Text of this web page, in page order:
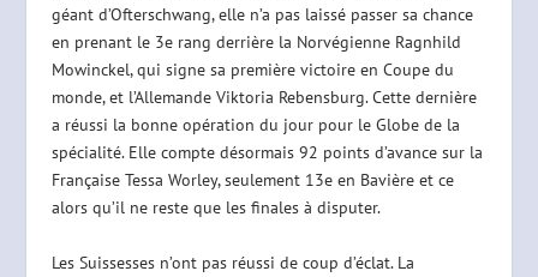
géant d’Ofterschwang, elle n’a pas laissé passer sa chance
en prenant le 3e rang derrière la Norvégienne Ragnhild
Mowinckel, qui signe sa première victoire en Coupe du
monde, et l’Allemande Viktoria Rebensburg. Cette dernière
a réussi la bonne opération du jour pour le Globe de la
spécialité. Elle compte désormais 92 points d’avance sur la
Française Tessa Worley, seulement 13e en Bavière et ce
alors qu’il ne reste que les finales à disputer.
Les Suissesses n’ont pas réussi de coup d’éclat. La